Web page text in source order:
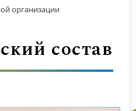
организации
состав